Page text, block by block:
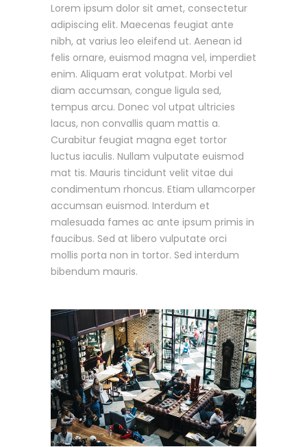
Lorem ipsum dolor sit amet, consectetur
adipiscing elit. Maecenas feugiat ante
nibh, at varius leo eleifend ut. Aenean id
felis ornare, euismod magna vel, imperdiet
enim. Aliquam erat volutpat. Morbi vel
diam accumsan, congue ligula sed,
tempus arcu. Donec vol utpat ultricies
lacus, non convallis quam mattis a.
Curabitur feugiat magna eget tortor
luctus iaculis. Nullam vulputate euismod
mat tis. Mauris tincidunt velit vitae dui
condimentum rhoncus. Etiam ullamcorper
accumsan euismod. Interdum et
malesuada fames ac ante ipsum primis in
faucibus. Sed at libero vulputate orci
mollis porta non in tortor. Sed interdum
bibendum mauris.